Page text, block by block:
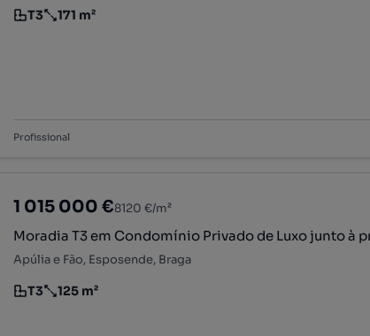
Tipologia
T3
Preço por metro quadrado
171 m²
Profissional
1 015 000 €8120 €/m²
Moradia T3 em Condomínio Privado de Luxo junto à
Apúlia e Fão, Esposende, Braga
Tipologia
T3
Preço por metro quadrado
125 m²